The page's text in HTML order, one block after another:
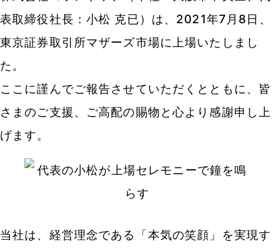
表取締役社長：小松 克已）は、2021年7月8日、
東京証券取引所マザーズ市場に上場いたしまし
た。
ここに謹んでご報告させていただくとともに、皆
さまのご支援、ご高配の賜物と心より感謝申し上
げます。
当社は、経営理念である「本気の笑顔」を実現す